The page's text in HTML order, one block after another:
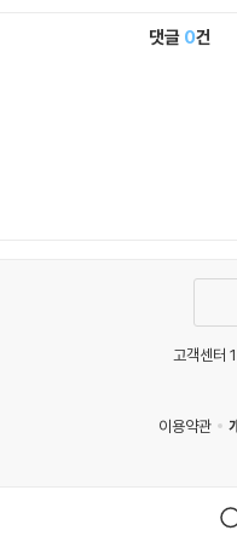
댓글 0건
고객센
이용약관